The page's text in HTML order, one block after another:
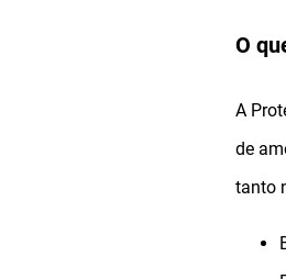
O
A
de
tanto